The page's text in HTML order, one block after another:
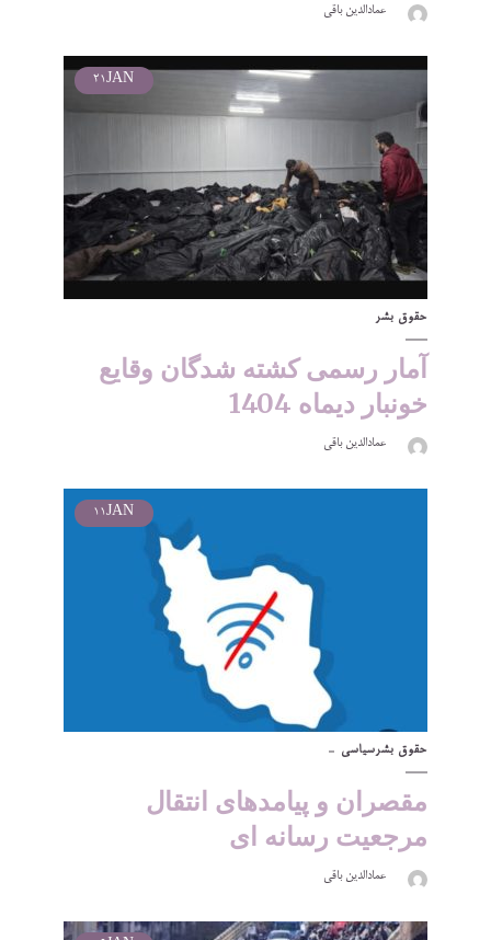
عمادالدین باقی
JAN
21
حقوق بشر
آمار رسمی کشته شدگان وقایع
خونبار دیماه 1404
عمادالدین باقی
JAN
11
حقوق بشرسیاسی
مقصران و پیامدهای انتقال
مرجعیت رسانه ای
عمادالدین باقی